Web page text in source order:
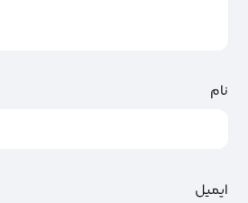
نام
ایمیل